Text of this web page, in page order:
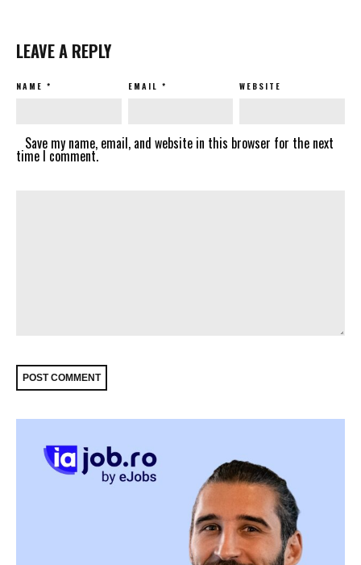
LEAVE A REPLY
NAME * EMAIL * WEBSITE
Save my name, email, and website in this browser for the next
time I comment.